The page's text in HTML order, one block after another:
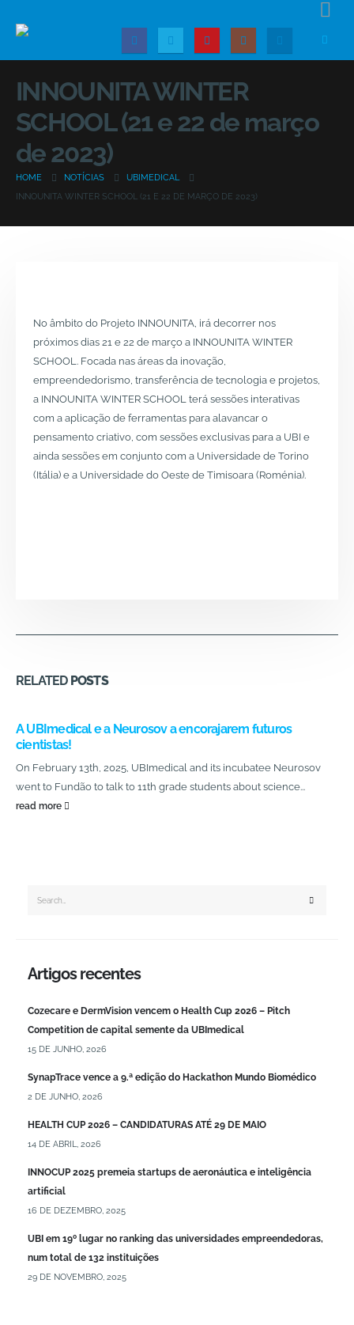
INNOUNITA WINTER
SCHOOL (21 e 22 de março
de 2023)
HOME NOTÍCIAS
UBIMEDICAL
INNOUNITA WINTER SCHOOL (21 E 22 DE MARÇO DE 2023)
No âmbito do Projeto INNOUNITA, irá decorrer nos
próximos dias 21 e 22 de março a INNOUNITA WINTER
SCHOOL. Focada nas áreas da inovação,
empreendedorismo, transferência de tecnologia e projetos,
a INNOUNITA WINTER SCHOOL terá sessões interativas
com a aplicação de ferramentas para alavancar o
pensamento criativo, com sessões exclusivas para a UBI e
ainda sessões em conjunto com a Universidade de Torino
(Itália) e a Universidade do Oeste de Timisoara (Roménia).
RELATED POSTS
A UBImedical e a Neurosov a encorajarem futuros
cientistas!
On February 13th, 2025, UBImedical and its incubatee Neurosov
went to Fundão to talk to 11th grade students about science...
read more
Artigos recentes
Cozecare e DermVision vencem o Health Cup 2026 – Pitch
Competition de capital semente da UBImedical
15 DE JUNHO, 2026
SynapTrace vence a 9.ª edição do Hackathon Mundo Biomédico
2 DE JUNHO, 2026
HEALTH CUP 2026 – CANDIDATURAS ATÉ 29 DE MAIO
14 DE ABRIL, 2026
INNOCUP 2025 premeia startups de aeronáutica e inteligência
artificial
16 DE DEZEMBRO, 2025
UBI em 19º lugar no ranking das universidades empreendedoras,
num total de 132 instituições
29 DE NOVEMBRO, 2025